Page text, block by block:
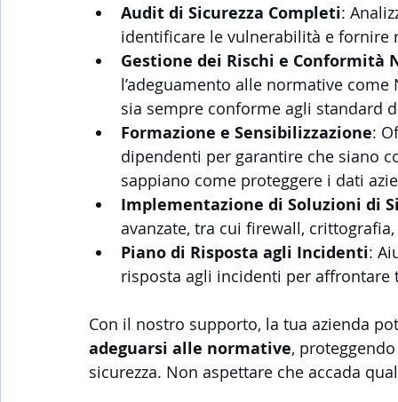
Audit di Sicurezza Completi:
identificare le vulnerabilità e fornire
Gestione dei Rischi e Conformità
l’adeguamento alle normative come
sia sempre conforme agli standard
Formazione e Sensibilizzazione:
dipendenti per garantire che siano
sappiano come proteggere i dati
Implementazione di Soluzioni di
avanzate, tra cui firewall,
Piano di Risposta agli Incidenti:
risposta agli incidenti per
Con il nostro supporto, la tua azienda
adeguarsi alle normative,
sicurezza. Non aspettare che accada